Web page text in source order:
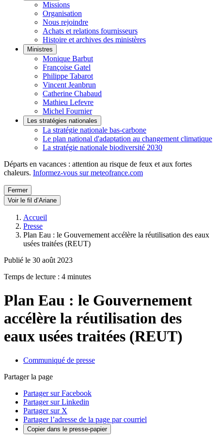
Missions
Organisation
Nous rejoindre
Achats et relations fournisseurs
Histoire et archives des ministères
Ministres
Monique Barbut
Françoise Gatel
Philippe Tabarot
Vincent Jeanbrun
Catherine Chabaud
Mathieu Lefevre
Michel Fournier
Les stratégies nationales
La stratégie nationale bas-carbone
Le plan national d'adaptation au changement climatique
La stratégie nationale biodiversité 2030
Départs en vacances : attention au risque de feux et aux fortes
chaleurs. Informez-vous sur meteofrance.com
Fermer
Voir le fil d’Ariane
Accueil
Presse
Plan Eau : le Gouvernement accélère la réutilisation des eaux
usées traitées (REUT)
Publié le 30 août 2023
Temps de lecture : 4 minutes
Plan Eau : le Gouvernement
accélère la réutilisation des
eaux usées traitées (REUT)
Communiqué de presse
Partager la page
Partager sur Facebook
Partager sur Linkedin
Partager sur X
Partager l’adresse de la page par courriel
Copier dans le presse-papier